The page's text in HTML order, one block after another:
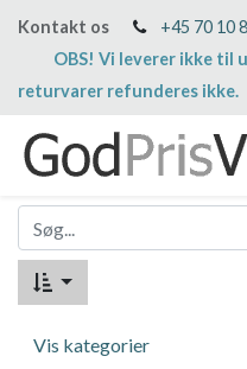
Kontakt os +45 70 10
OBS! Vi leverer ikke
returvarer refunderes ikke.
Vis kategorier